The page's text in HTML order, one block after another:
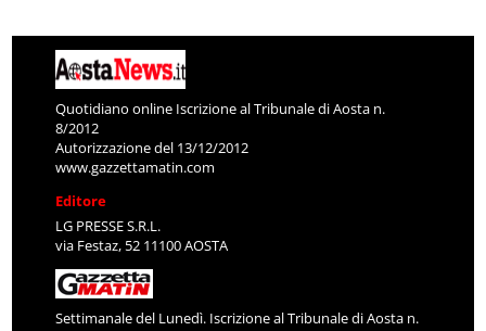
Quotidiano online Iscrizione al Tribunale di Aosta n.
8/2012
Autorizzazione del 13/12/2012
www.gazzettamatin.com
Editore
LG PRESSE S.R.L.
via Festaz, 52 11100 AOSTA
Settimanale del Lunedì. Iscrizione al Tribunale di Aosta n.